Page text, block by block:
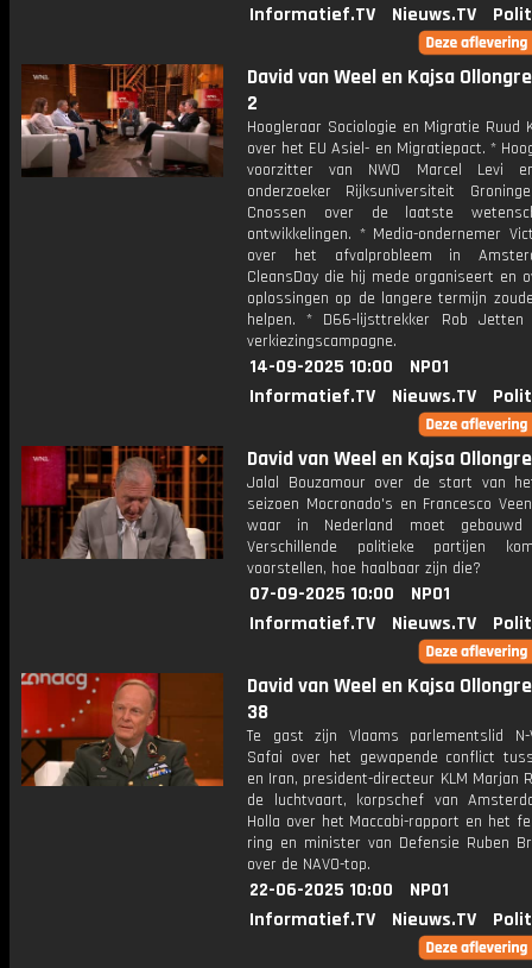
Informatief.TV
Nieuws.TV
David van Weel en Kajsa
2
Hoogleraar Sociologie en Migratie Ruud
over het EU Asiel- en Migratiepact. *
voorzitter van NWO Marcel Levi
onderzoeker Rijksuniversiteit
Cnossen over de laatste
ontwikkelingen. * Media-ondernemer
over het afvalprobleem in
CleansDay die hij mede organiseert en
oplossingen op de langere termijn
helpen. * D66-lijsttrekker Rob
verkiezingscampagne.
14-09-2025 10:00
NPO1
Informatief.TV
Nieuws.TV
David van Weel en Kajsa
Jalal Bouzamour over de start van
seizoen Mocronado's en Francesco
waar in Nederland moet gebouwd
Verschillende politieke partijen
voorstellen, hoe haalbaar zijn die?
07-09-2025 10:00
NPO1
Informatief.TV
Nieuws.TV
David van Weel en Kajsa
38
Te gast zijn Vlaams parlementslid N-
Safai over het gewapende conflict
en Iran, president-directeur KLM Marjan
de luchtvaart, korpschef van
Holla over het Maccabi-rapport en het
ring en minister van Defensie Ruben
over de NAVO-top.
22-06-2025 10:00
NPO1
Informatief.TV
Nieuws.TV